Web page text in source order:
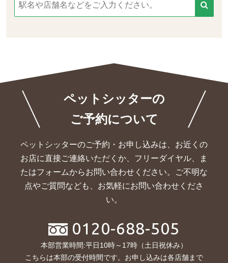
ペットシッターの
ご予約について
ペットシッターのご予約・お申し込みは、お近くの
お店に直接ご連絡いただくか、 フリーダイヤル、ま
たはフォームからお問い合わせください。ご不明な
点やご質問なども、お気軽にお問い合わせくださ
い。
0120-688-505
本部営業時間:平日10時～17時（土日祝休み）
こちらは本部の受付時間です。お申し込みは各店舗まで